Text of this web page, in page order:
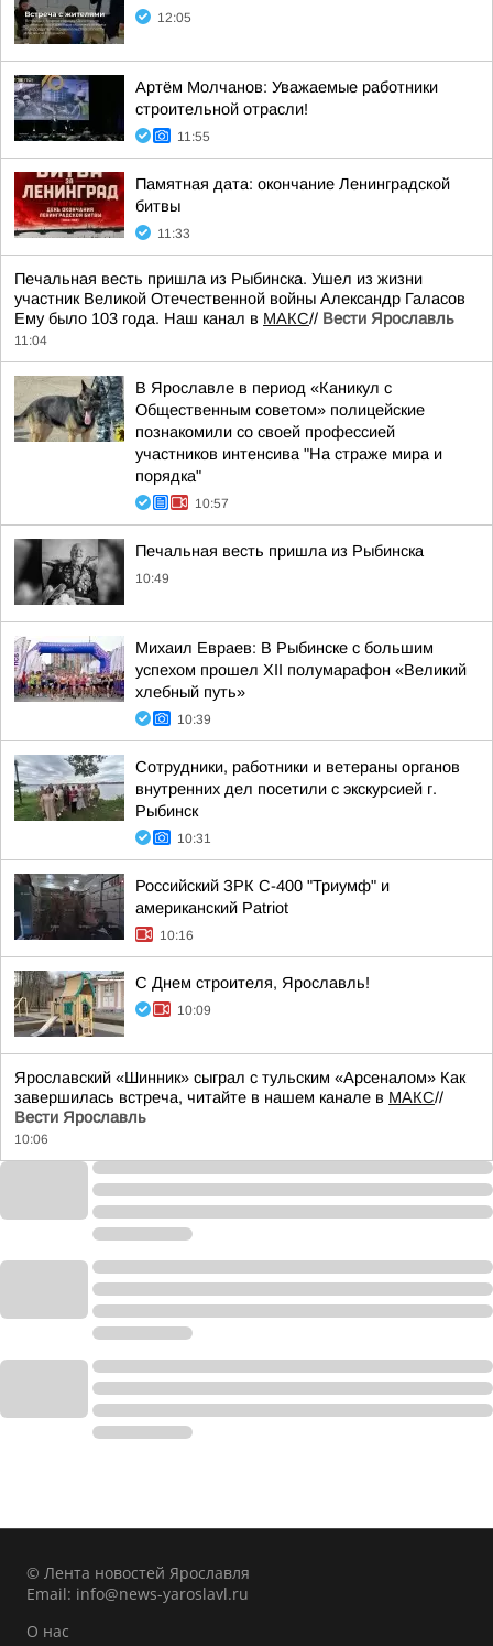
12:05
Артём Молчанов: Уважаемые работники
строительной отрасли!
11:55
Памятная дата: окончание Ленинградской
битвы
11:33
Печальная весть пришла из Рыбинска. Ушел из жизни
участник Великой Отечественной войны Александр Галасов
Ему было 103 года. Наш канал в МАКС// Вести Ярославль
11:04
В Ярославле в период «Каникул с
Общественным советом» полицейские
познакомили со своей профессией
участников интенсива "На страже мира и
порядка"
10:57
Печальная весть пришла из Рыбинска
10:49
Михаил Евраев: В Рыбинске с большим
успехом прошел XII полумарафон «Великий
хлебный путь»
10:39
Сотрудники, работники и ветераны органов
внутренних дел посетили с экскурсией г.
Рыбинск
10:31
Российский ЗРК С-400 "Триумф" и
американский Patriot
10:16
С Днем строителя, Ярославль!
10:09
Ярославский «Шинник» сыграл с тульским «Арсеналом» Как
завершилась встреча, читайте в нашем канале в МАКС//
Вести Ярославль
10:06
© Лента новостей Ярославля
Email: info@news-yaroslavl.ru
О нас